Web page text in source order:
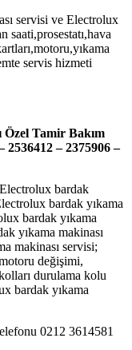
servisi ve Electrolux
saati,prosestatı,hava
servis hizmeti
Tamir Bakım
2536412 – 2375906 –
bardak
bardak yıkama
bardak yıkama
yıkama makinası
makinası servisi;
değişimi,
durulama kolu
bardak yıkama
0212 3614581